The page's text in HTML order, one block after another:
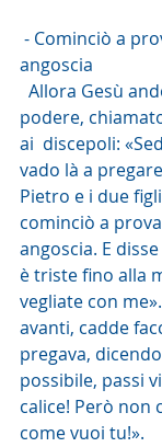
angoscia
podere,
ai  discepoli:
vado là a
Pietro e i due
cominciò a
angoscia. E
è triste fino alla
vegliate con
avanti, cadde
pregava,
possibile, passi
calice! Però non
come vuoi tu!».